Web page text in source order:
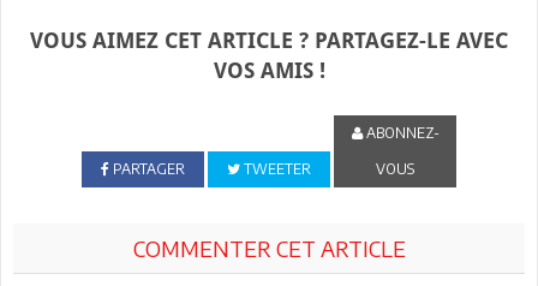
VOUS AIMEZ CET ARTICLE ? PARTAGEZ-LE AVEC
VOS AMIS !
PARTAGER TWEETER
ABONNEZ-
VOUS
COMMENTER CET ARTICLE